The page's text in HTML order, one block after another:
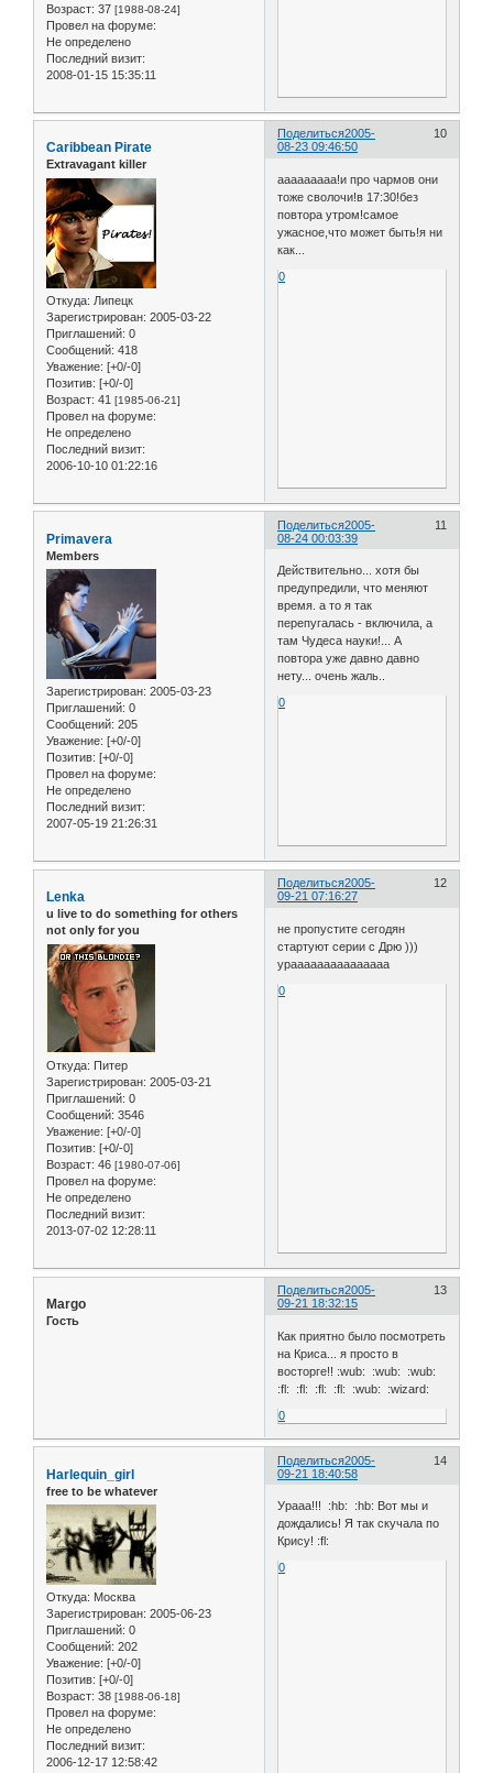
Возраст: 37 [1988-08-24]
Провел на форуме:
Не определено
Последний визит:
2008-01-15 15:35:11
Поделиться 10
2005-
08-23 09:46:50
Caribbean Pirate
Extravagant killer
Откуда: Липецк
Зарегистрирован: 2005-03-22
Приглашений: 0
Сообщений: 418
Уважение: [+0/-0]
Позитив: [+0/-0]
Возраст: 41 [1985-06-21]
Провел на форуме:
Не определено
Последний визит:
2006-10-10 01:22:16
ааааааааа!и про чармов они
тоже сволочи!в 17:30!без
повтора утром!самое
ужасное,что может быть!я ни
как...
0
Поделиться 11
2005-
08-24 00:03:39
Primavera
Members
Зарегистрирован: 2005-03-23
Приглашений: 0
Сообщений: 205
Уважение: [+0/-0]
Позитив: [+0/-0]
Провел на форуме:
Не определено
Последний визит:
2007-05-19 21:26:31
Действительно... хотя бы
предупредили, что меняют
время. а то я так
перепугалась - включила, а
там Чудеса науки!... А
повтора уже давно давно
нету... очень жаль..
0
Поделиться 12
2005-
09-21 07:16:27
Lenka
u live to do something for others
not only for you
Откуда: Питер
Зарегистрирован: 2005-03-21
Приглашений: 0
Сообщений: 3546
Уважение: [+0/-0]
Позитив: [+0/-0]
Возраст: 46 [1980-07-06]
Провел на форуме:
Не определено
Последний визит:
2013-07-02 12:28:11
не пропустите сегодян
стартуют серии с Дрю )))
урааааааааааааааа
0
Поделиться 13
2005-
09-21 18:32:15
Margo
Гость
Как приятно было посмотреть
на Криса... я просто в
восторге!! :wub: :wub: :wub:
:fl: :fl: :fl: :fl: :wub: :wizard:
0
Поделиться 14
2005-
09-21 18:40:58
Harlequin_girl
free to be whatever
Откуда: Москва
Зарегистрирован: 2005-06-23
Приглашений: 0
Сообщений: 202
Уважение: [+0/-0]
Позитив: [+0/-0]
Возраст: 38 [1988-06-18]
Провел на форуме:
Не определено
Последний визит:
2006-12-17 12:58:42
Урааа!!! :hb: :hb: Вот мы и
дождались! Я так скучала по
Крису! :fl:
0